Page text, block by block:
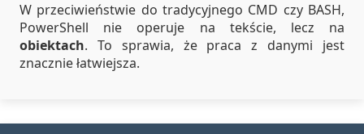
W przeciwieństwie do tradycyjnego CMD czy BASH,
PowerShell nie operuje na tekście, lecz na
obiektach. To sprawia, że praca z danymi jest
znacznie łatwiejsza.